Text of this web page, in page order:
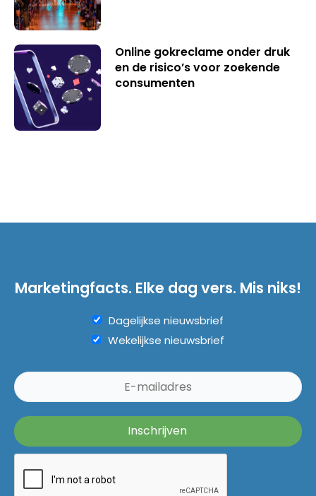
Online gokreclame onder druk
en de risico’s voor zoekende
consumenten
Marketingfacts. Elke dag vers. Mis niks!
Dagelijkse nieuwsbrief
Wekelijkse nieuwsbrief